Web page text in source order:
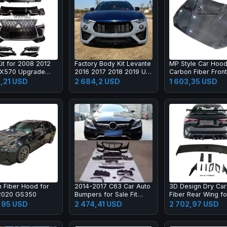
for 2008 2012
Upgrade
Super Sport
Led
USD
Factory Body Kit Levante
2016 2017 2018 2019 Up
2020 2021
2 684,2 USD
MP Style Car
Carbon Fiber Front
Engine Hood
M2C F87 F22
1 603,35 USD
Fiber Hood for
GS350
USD
2014-2017 C63 Car Auto
Bumpers for Sale Fit
2015-2017 New C Class
W205 C180 C200l C260l
2 474,41 USD
3D Design Dry
Fiber Rear Wing
M2 G80 M3 G82
Carbon Fiber Rear
2 702,97 USD